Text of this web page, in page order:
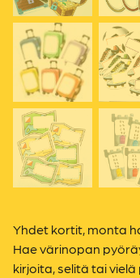
Yhdet kortit, monta
Hae värinopan
kirjoita, selitä tai